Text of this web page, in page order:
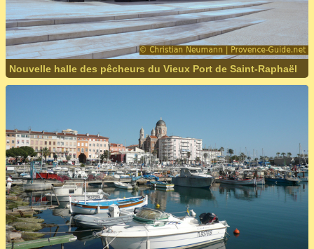
Nouvelle halle des pêcheurs du Vieux Port de Saint-Raphaël